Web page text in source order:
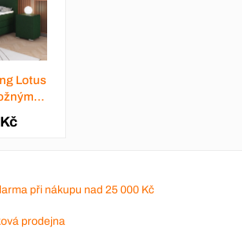
Lotus
barev
při nákupu nad 25 000 Kč
prodejna